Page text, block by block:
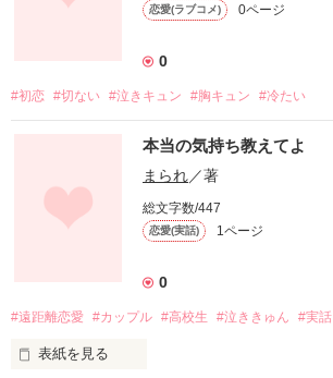
恋愛(ラブコメ) 0ページ
0
#初恋 #切ない #泣きキュン #胸キュン #冷たい
本当の気持ち教えてよ
まられ／著
総文字数/447
恋愛(実話) 1ページ
0
#遠距離恋愛 #カップル #高校生 #泣ききゅん #実話
表紙を見る